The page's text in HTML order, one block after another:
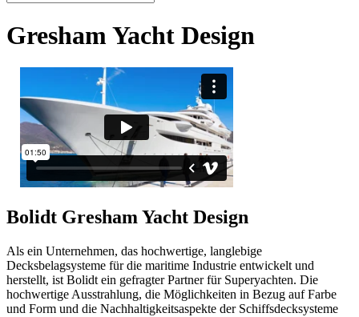
Gresham Yacht Design
Bolidt Gresham Yacht Design
Als ein Unternehmen, das hochwertige, langlebige
Decksbelagsysteme für die maritime Industrie entwickelt und
herstellt, ist Bolidt ein gefragter Partner für Superyachten. Die
hochwertige Ausstrahlung, die Möglichkeiten in Bezug auf Farbe
und Form und die Nachhaltigkeitsaspekte der Schiffsdecksysteme